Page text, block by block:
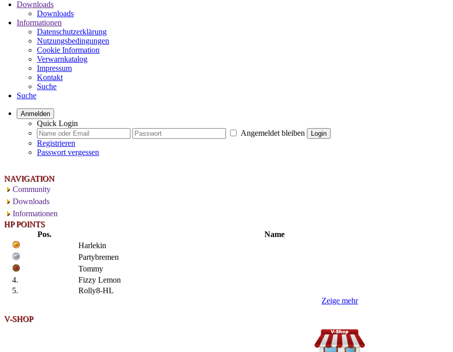
Downloads
Downloads
Informationen
Datenschutzerklärung
Nutzungsbedingungen
Cookie Information
Verwarnkatalog
Impressum
Kontakt
Suche
Suche
Anmelden
Quick Login
Angemeldet bleiben
Login
Registrieren
Passwort vergessen
NAVIGATION
Community
Downloads
Informationen
HP POINTS
Pos.
Name
Harlekin
Partybremen
Tommy
4.
Fizzy Lemon
5.
Rolly8-HL
Zeige mehr
V-SHOP